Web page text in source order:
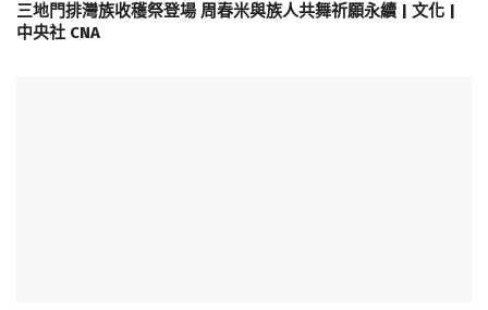
三地門排灣族收穫祭登場 周春米與族人共舞祈願永續 | 文化 |
中央社 CNA